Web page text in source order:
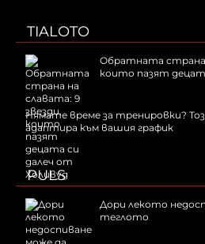
TIALOTO
Обратната страна
които пазят
Нямате време за тренировки?
адаптира към вашия график
PULS
Дори лекото
теглото